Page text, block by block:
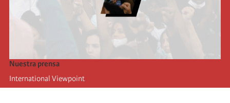
Nuestra prensa
International Viewpoint